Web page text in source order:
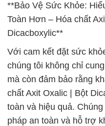
**Bảo Vệ Sức Khỏe:
Toàn Hơn – Hóa chất
Dicacboxylic**
Với cam kết đặt sức
chúng tôi không chỉ
mà còn đảm bảo rằng
chất Axit Oxalic | Bột
toàn và hiệu quả.
pháp an toàn và hỗ trợ